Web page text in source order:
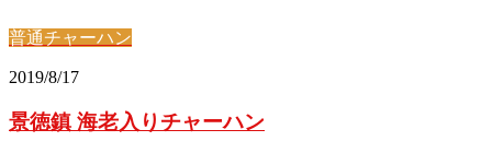
普通チャーハン
2019/8/17
景徳鎮 海老入りチャーハン